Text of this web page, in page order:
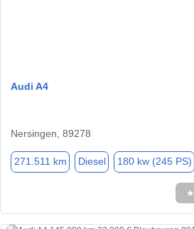
Audi A4
Nersingen, 89278
271.511 km Diesel 180 kw (245 PS)
★